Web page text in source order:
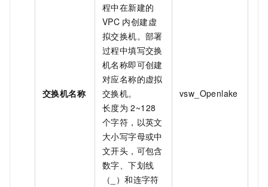
交换机名称
程中在新建的
VPC 内创建虚
拟交换机。部署
过程中填写交换
机名称即可创建
对应名称的虚拟
交换机。
长度为 2~128
个字符，以英文
大小写字母或中
文开头，可包含
数字、下划线
（_）和连字符
vsw_Openlake